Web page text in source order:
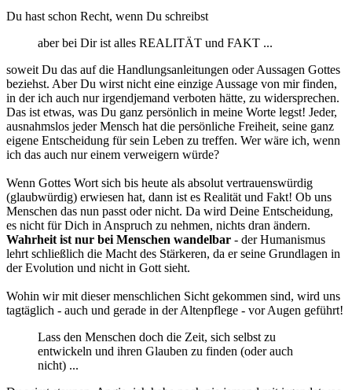
Du hast schon Recht, wenn Du schreibst
aber bei Dir ist alles REALITÄT und FAKT ...
soweit Du das auf die Handlungsanleitungen oder Aussagen Gottes
beziehst. Aber Du wirst nicht eine einzige Aussage von mir finden,
in der ich auch nur irgendjemand verboten hätte, zu widersprechen.
Das ist etwas, was Du ganz persönlich in meine Worte legst! Jeder,
ausnahmslos jeder Mensch hat die persönliche Freiheit, seine ganz
eigene Entscheidung für sein Leben zu treffen. Wer wäre ich, wenn
ich das auch nur einem verweigern würde?
Wenn Gottes Wort sich bis heute als absolut vertrauenswürdig
(glaubwürdig) erwiesen hat, dann ist es Realität und Fakt! Ob uns
Menschen das nun passt oder nicht. Da wird Deine Entscheidung,
es nicht für Dich in Anspruch zu nehmen, nichts dran ändern.
Wahrheit ist nur bei Menschen wandelbar - der Humanismus
lehrt schließlich die Macht des Stärkeren, da er seine Grundlagen in
der Evolution und nicht in Gott sieht.
Wohin wir mit dieser menschlichen Sicht gekommen sind, wird uns
tagtäglich - auch und gerade in der Altenpflege - vor Augen geführt!
Lass den Menschen doch die Zeit, sich selbst zu
entwickeln und ihren Glauben zu finden (oder auch
nicht) ...